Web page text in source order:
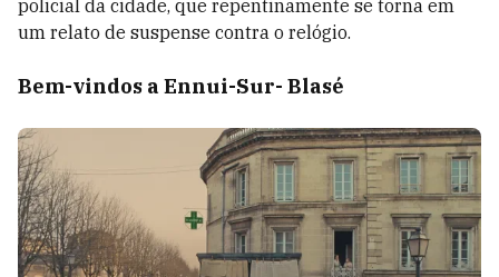
policial da cidade, que repentinamente se torna em
um relato de suspense contra o relógio.
Bem-vindos a Ennui-Sur- Blasé